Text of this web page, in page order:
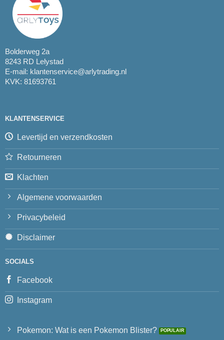
Bolderweg 2a
8243 RD Lelystad
E-mail: klantenservice@arlytrading.nl
KVK: 81693761
KLANTENSERVICE
Levertijd en verzendkosten
Retourneren
Klachten
Algemene voorwaarden
Privacybeleid
Disclaimer
SOCIALS
Facebook
Instagram
Pokemon: Wat is een Pokemon Blister?